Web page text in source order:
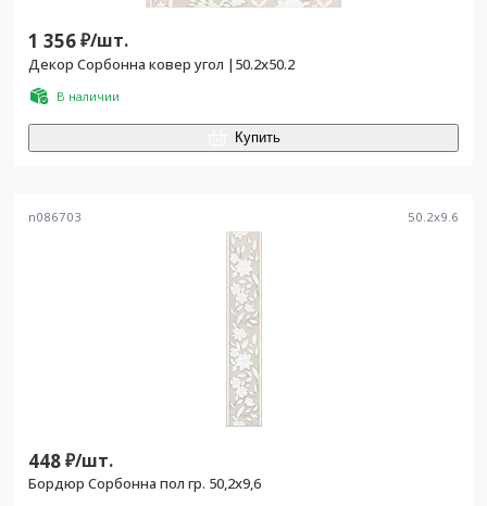
1 356₽/шт.
Декор Сорбонна ковер угол |50.2x50.2
В наличии
Купить
n086703 50.2x9.6
448₽/шт.
Бордюр Сорбонна пол гр. 50,2х9,6